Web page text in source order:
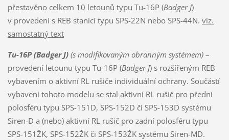
přestavěno celkem 10 letounů typu Tu-16P (Badger J)
v provedení s REB stanicí typu SPS-22N nebo SPS-44N. viz.
samostatný text
Tu-16P (Badger J) (s modifikovaným obranným systémem)–
provedení letounu typu Tu-16P (Badger J) s rozšířeným REB
vybavením o aktivní RL rušiče individuální ochrany. Součástí
vybavení tohoto modelu se stal aktivní RL rušič pro přední
polosféru typu SPS-151D, SPS-152D či SPS-153D systému
Siren-D a (nebo) aktivní RL rušič pro zadní polosféru typu
SPS-151ŽK, SPS-152ŽK či SPS-153ŽK systému Siren-MD.